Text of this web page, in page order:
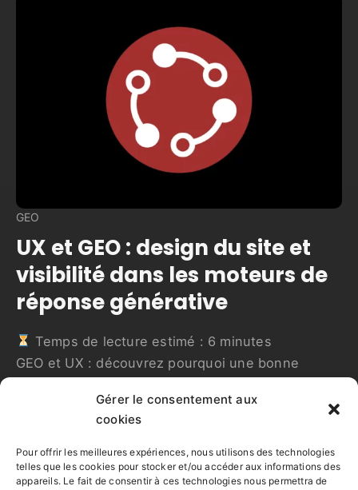
Gérer le consentement aux
cookies
Pour offrir les meilleures expériences, nous utilisons des technologies
telles que les cookies pour stocker et/ou accéder aux informations des
appareils. Le fait de consentir à ces technologies nous permettra de
GEO
UX et GEO : design du site et
visibilité dans les moteurs de
réponse générative
Temps de lecture estimé : 6 minutes
GEO et UX : découvrez pourquoi une bonne
dans les moteurs génératifs et comment optimiser
Lire la suite